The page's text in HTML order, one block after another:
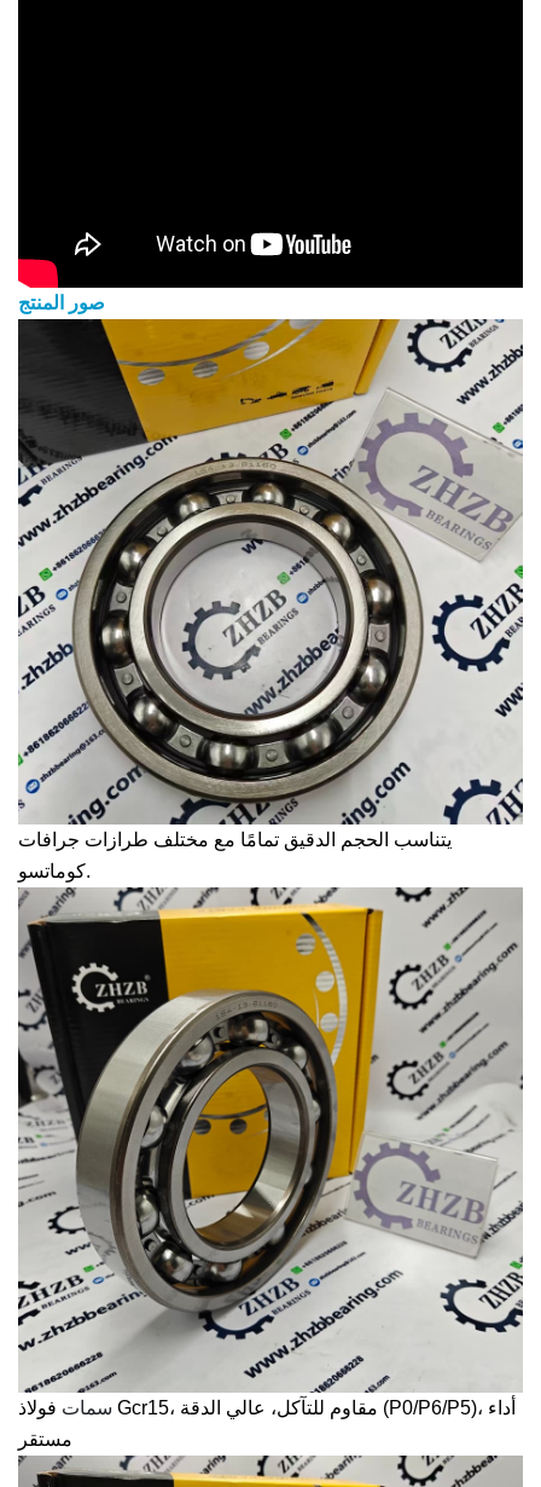
صور المنتج
يتناسب الحجم الدقيق تمامًا مع مختلف طرازات جرافات
كوماتسو.
سمات فولاذ Gcr15، مقاوم للتآكل، عالي الدقة (P0/P6/P5)، أداء
مستقر